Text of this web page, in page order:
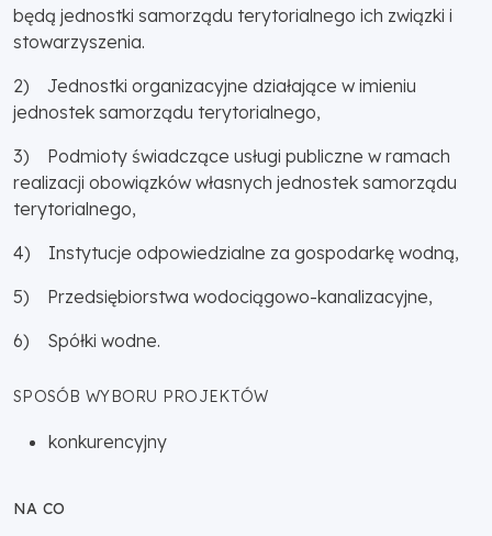
będą jednostki samorządu terytorialnego ich związki i
stowarzyszenia.
2) Jednostki organizacyjne działające w imieniu
jednostek samorządu terytorialnego,
3) Podmioty świadczące usługi publiczne w ramach
realizacji obowiązków własnych jednostek samorządu
terytorialnego,
4) Instytucje odpowiedzialne za gospodarkę wodną,
5) Przedsiębiorstwa wodociągowo-kanalizacyjne,
6) Spółki wodne.
SPOSÓB WYBORU PROJEKTÓW
konkurencyjny
NA CO